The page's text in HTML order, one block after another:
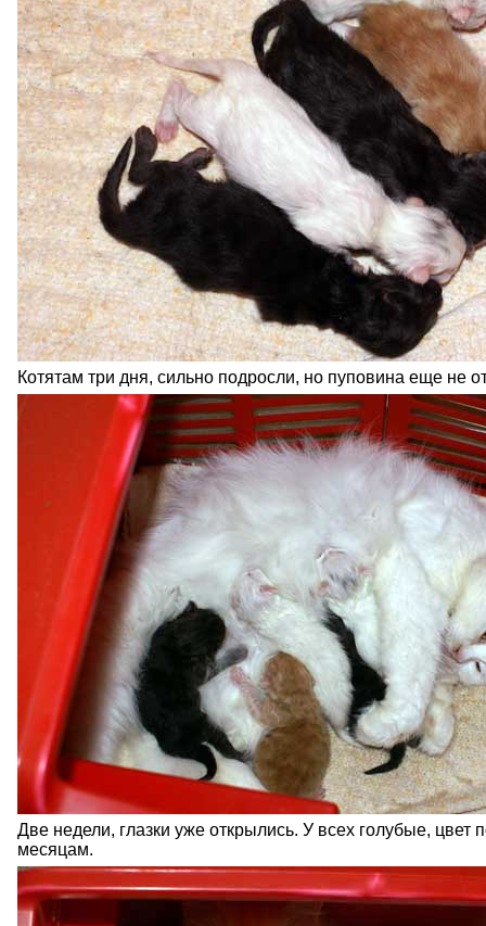
Котятам три дня, сильно подросли, но пуповина еще не
Две недели, глазки уже открылись. У всех голубые, цвет
месяцам.